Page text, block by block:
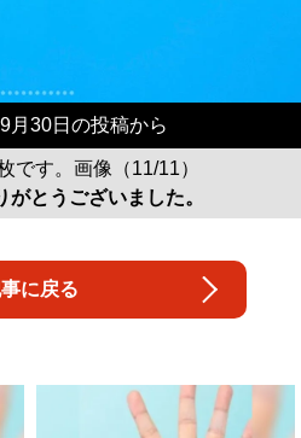
月30日の投稿から
です。画像（11/11）
がとうございました。
に戻る